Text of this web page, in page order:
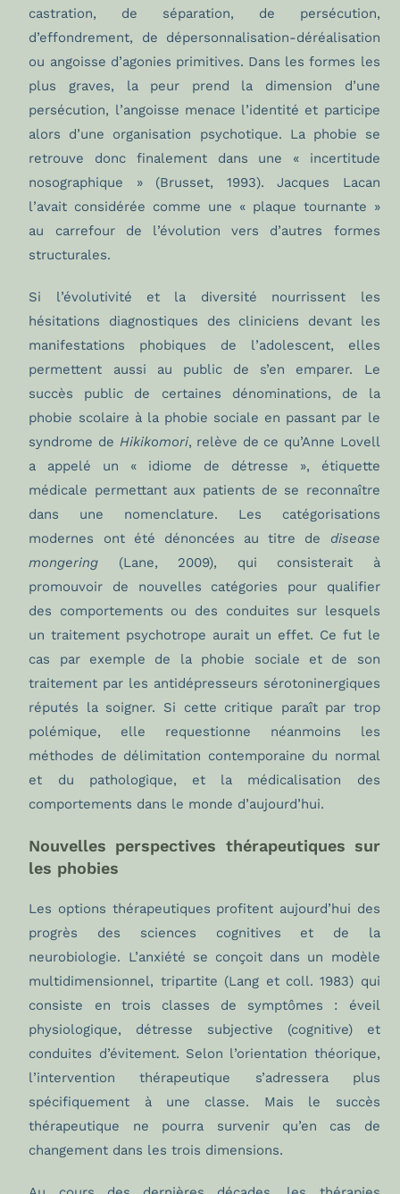
castration, de séparation, de persécution,
d’effondrement, de dépersonnalisation-déréalisation
ou angoisse d’agonies primitives. Dans les formes les
plus graves, la peur prend la dimension d’une
persécution, l’angoisse menace l’identité et participe
alors d’une organisation psychotique. La phobie se
retrouve donc finalement dans une « incertitude
nosographique » (Brusset, 1993). Jacques Lacan
l’avait considérée comme une « plaque tournante »
au carrefour de l’évolution vers d’autres formes
structurales.
Si l’évolutivité et la diversité nourrissent les
hésitations diagnostiques des cliniciens devant les
manifestations phobiques de l’adolescent, elles
permettent aussi au public de s’en emparer. Le
succès public de certaines dénominations, de la
phobie scolaire à la phobie sociale en passant par le
syndrome de Hikikomori, relève de ce qu’Anne Lovell
a appelé un « idiome de détresse », étiquette
médicale permettant aux patients de se reconnaître
dans une nomenclature. Les catégorisations
modernes ont été dénoncées au titre de disease
mongering (Lane, 2009), qui consisterait à
promouvoir de nouvelles catégories pour qualifier
des comportements ou des conduites sur lesquels
un traitement psychotrope aurait un effet. Ce fut le
cas par exemple de la phobie sociale et de son
traitement par les antidépresseurs sérotoninergiques
réputés la soigner. Si cette critique paraît par trop
polémique, elle requestionne néanmoins les
méthodes de délimitation contemporaine du normal
et du pathologique, et la médicalisation des
comportements dans le monde d’aujourd’hui.
Nouvelles perspectives thérapeutiques sur
les phobies
Les options thérapeutiques profitent aujourd’hui des
progrès des sciences cognitives et de la
neurobiologie. L’anxiété se conçoit dans un modèle
multidimensionnel, tripartite (Lang et coll. 1983) qui
consiste en trois classes de symptômes : éveil
physiologique, détresse subjective (cognitive) et
conduites d’évitement. Selon l’orientation théorique,
l’intervention thérapeutique s’adressera plus
spécifiquement à une classe. Mais le succès
thérapeutique ne pourra survenir qu’en cas de
changement dans les trois dimensions.